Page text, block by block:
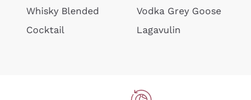
Whisky Blended
Cocktail
Vodka Grey Goose
Lagavulin